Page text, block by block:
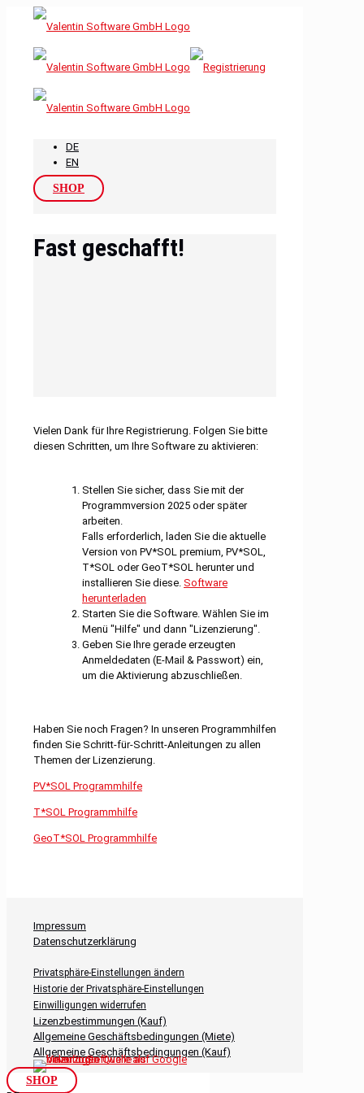
DE
EN
SHOP
Fast geschafft!
Vielen Dank für Ihre Registrierung. Folgen Sie bitte
diesen Schritten, um Ihre Software zu aktivieren:
Stellen Sie sicher, dass Sie mit der
Programmversion 2025 oder später
arbeiten.
Falls erforderlich, laden Sie die aktuelle
Version von PV*SOL premium, PV*SOL,
T*SOL oder GeoT*SOL herunter und
installieren Sie diese. Software
herunterladen
Starten Sie die Software. Wählen Sie im
Menü "Hilfe" und dann "Lizenzierung".
Geben Sie Ihre gerade erzeugten
Anmeldedaten (E-Mail & Passwort) ein,
um die Aktivierung abzuschließen.
Haben Sie noch Fragen? In unseren Programmhilfen
finden Sie Schritt-für-Schritt-Anleitungen zu allen
Themen der Lizenzierung.
PV*SOL Programmhilfe
T*SOL Programmhilfe
GeoT*SOL Programmhilfe
Impressum
Datenschutzerklärung
Privatsphäre-Einstellungen ändern
Historie der Privatsphäre-Einstellungen
Einwilligungen widerrufen
Lizenzbestimmungen (Kauf)
Allgemeine Geschäftsbedingungen (Miete)
Allgemeine Geschäftsbedingungen (Kauf)
SHOP